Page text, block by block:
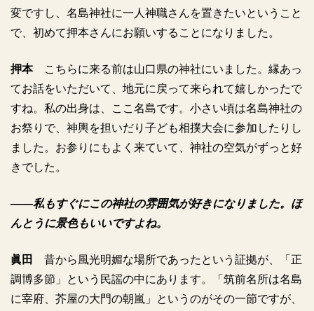
変ですし、名島神社に一人神職さんを置きたいということ
で、初めて押本さんにお願いすることになりました。
押本こちらに来る前は山口県の神社にいました。縁あっ
てお話をいただいて、地元に戻って来られて嬉しかったで
すね。私の出身は、ここ名島です。小さい頃は名島神社の
お祭りで、神輿を担いだり子ども相撲大会に参加したりし
ました。お参りにもよく来ていて、神社の空気がずっと好
きでした。
――私もすぐにこの神社の雰囲気が好きになりました。ほ
んとうに景色もいいですよね。
眞田
昔から風光明媚な場所であったという証拠が、「正
調博多節」という民謡の中にあります。「筑前名所は名島
に宰府、芥屋の大門の朝嵐」というのがその一節ですが、